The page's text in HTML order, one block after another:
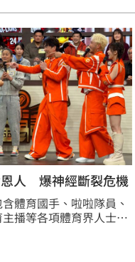
通車前增添「嬌」點。
）
人 爆神經斷裂危機
體育國手、啦啦隊員、
播等各項體育界人士擔
，羅時豐感嘆表示「體